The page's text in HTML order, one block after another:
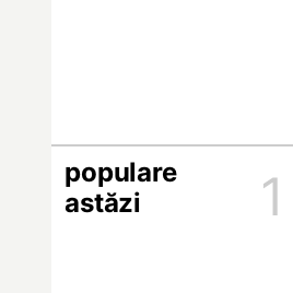
populare
astăzi
1